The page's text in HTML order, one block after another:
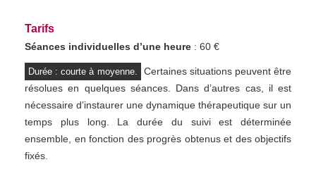
Tarifs
Séances individuelles d’une heure : 60 €
Durée : courte à moyenne.
Certaines situations peuvent être
résolues en quelques séances. Dans d’autres cas, il est
nécessaire d’instaurer une dynamique thérapeutique sur un
temps plus long. La durée du suivi est déterminée
ensemble, en fonction des progrès obtenus et des objectifs
fixés.